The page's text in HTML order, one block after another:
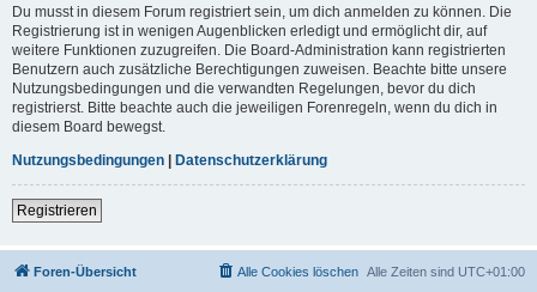
Du musst in diesem Forum registriert sein, um dich anmelden zu können. Die
Registrierung ist in wenigen Augenblicken erledigt und ermöglicht dir, auf
weitere Funktionen zuzugreifen. Die Board-Administration kann registrierten
Benutzern auch zusätzliche Berechtigungen zuweisen. Beachte bitte unsere
Nutzungsbedingungen und die verwandten Regelungen, bevor du dich
registrierst. Bitte beachte auch die jeweiligen Forenregeln, wenn du dich in
diesem Board bewegst.
Nutzungsbedingungen | Datenschutzerklärung
Registrieren
Foren-Übersicht Alle Zeiten sind UTC+01:00
Alle Cookies löschen